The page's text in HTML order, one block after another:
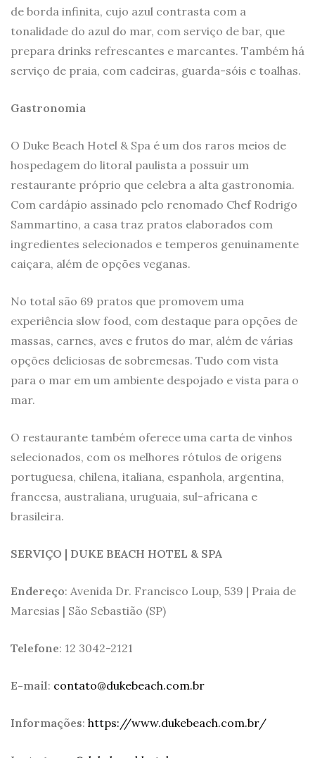
de borda infinita, cujo azul contrasta com a
tonalidade do azul do mar, com serviço de bar, que
prepara drinks refrescantes e marcantes. Também há
serviço de praia, com cadeiras, guarda-sóis e toalhas.
Gastronomia
O Duke Beach Hotel & Spa é um dos raros meios de
hospedagem do litoral paulista a possuir um
restaurante próprio que celebra a alta gastronomia.
Com cardápio assinado pelo renomado Chef Rodrigo
Sammartino, a casa traz pratos elaborados com
ingredientes selecionados e temperos genuinamente
caiçara, além de opções veganas.
No total são 69 pratos que promovem uma
experiência slow food, com destaque para opções de
massas, carnes, aves e frutos do mar, além de várias
opções deliciosas de sobremesas. Tudo com vista
para o mar em um ambiente despojado e vista para o
mar.
O restaurante também oferece uma carta de vinhos
selecionados, com os melhores rótulos de origens
portuguesa, chilena, italiana, espanhola, argentina,
francesa, australiana, uruguaia, sul-africana e
brasileira.
SERVIÇO | DUKE BEACH HOTEL & SPA
Endereço: Avenida Dr. Francisco Loup, 539 | Praia de
Maresias | São Sebastião (SP)
Telefone: 12 3042-2121
E-mail: contato@dukebeach.com.br
Informações: https://www.dukebeach.com.br/